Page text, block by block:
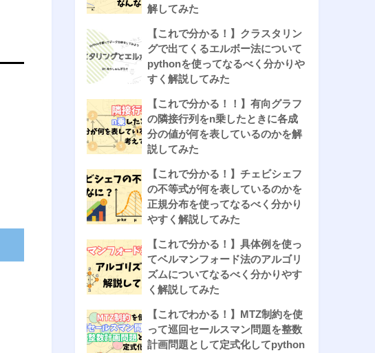
解してみた
【これで分かる！】クラスタリン
グで出てくるエルボー法について
pythonを使ってなるべく分かりや
すく解説してみた
【これで分かる！！】有向グラフ
の隣接行列をn乗したときに各成
分の値が何を表しているのかを解
説してみた
【これで分かる！】チェビシェフ
の不等式が何を表しているのかを
正規分布を使ってなるべく分かり
やすく解説してみた
【これで分かる！】具体例を使っ
てベルマンフォード法のアルゴリ
ズムについてなるべく分かりやす
く解説してみた
【これでわかる！】MTZ制約を使
って巡回セールスマン問題を整数
計画問題として定式化してpython